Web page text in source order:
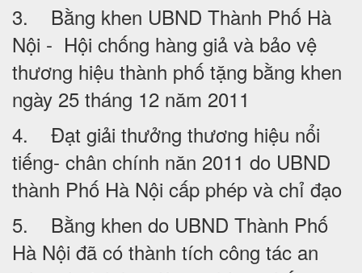
3. Bằng khen UBND Thành Phố Hà
Nội - Hội chống hàng giả và bảo vệ
thương hiệu thành phố tặng bằng khen
ngày 25 tháng 12 năm 2011
4. Đạt giải thưởng thương hiệu nổi
tiếng- chân chính năn 2011 do UBND
thành Phố Hà Nội cấp phép và chỉ đạo
5. Bằng khen do UBND Thành Phố
Hà Nội đã có thành tích công tác an